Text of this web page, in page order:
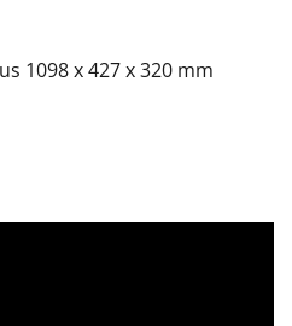
1098 x 427 x 320 mm